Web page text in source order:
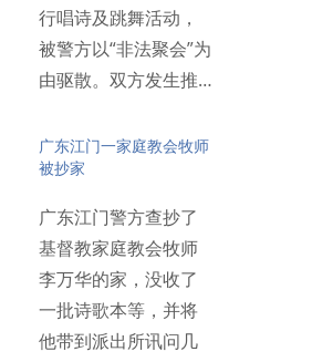
行唱诗及跳舞活动，
被警方以“非法聚会”为
由驱散。双方发生推…
广东江门一家庭教会牧师
被抄家
广东江门警方查抄了
基督教家庭教会牧师
李万华的家，没收了
一批诗歌本等，并将
他带到派出所讯问几